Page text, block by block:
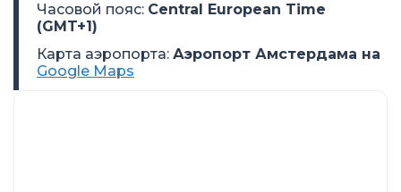
Часовой пояс: Central European Time
(GMT+1)
Карта аэропорта: Аэропорт Амстердама на
Google Maps